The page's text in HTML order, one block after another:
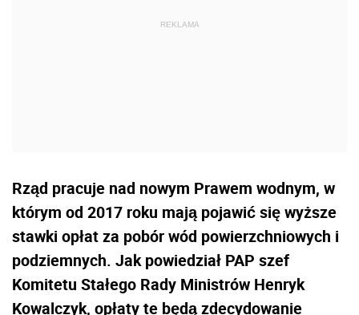
Rząd pracuje nad nowym Prawem wodnym, w
którym od 2017 roku mają pojawić się wyższe
stawki opłat za pobór wód powierzchniowych i
podziemnych. Jak powiedział PAP szef
Komitetu Stałego Rady Ministrów Henryk
Kowalczyk, opłaty te będą zdecydowanie